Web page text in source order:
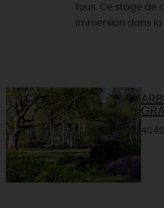
tous. Ce stage de
immersion dans la